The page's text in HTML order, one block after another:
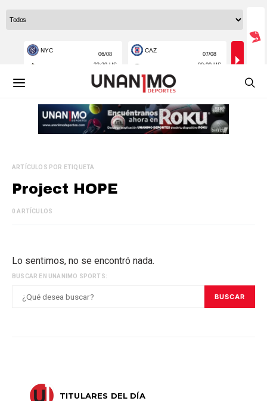
ARTÍCULOS POR ETIQUETA
Project HOPE
0 ARTÍCULOS
Lo sentimos, no se encontró nada.
BUSCAR EN UNANIMO SPORTS:
BUSCAR
TITULARES DEL DÍA